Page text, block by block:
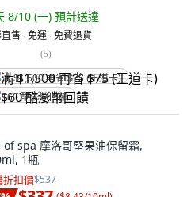
8/10 (一) 預計送達
售 ∙ 免運 ∙ 免費退貨
(5)
满 $1,500 再省 $75 (王道卡)
$60 酷澎幣回饋
of spa 摩洛哥堅果油保留霜,
1瓶
折扣價$537